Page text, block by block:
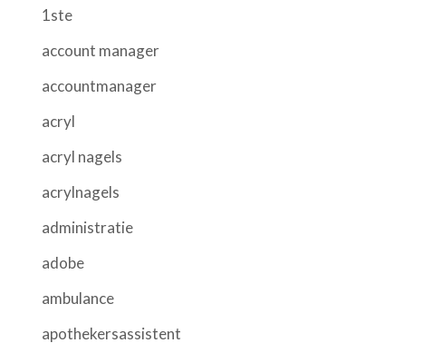
1ste
account manager
accountmanager
acryl
acryl nagels
acrylnagels
administratie
adobe
ambulance
apothekersassistent